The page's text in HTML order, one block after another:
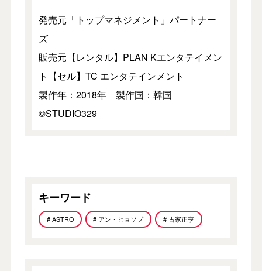
発売元「トップマネジメント」パートナー
ズ
販売元【レンタル】PLAN Kエンタテイメン
ト【セル】TC エンタテインメント
製作年：2018年 製作国：韓国
©️STUDIO329
キーワード
# ASTRO # アン・ヒョソプ # 古家正亨